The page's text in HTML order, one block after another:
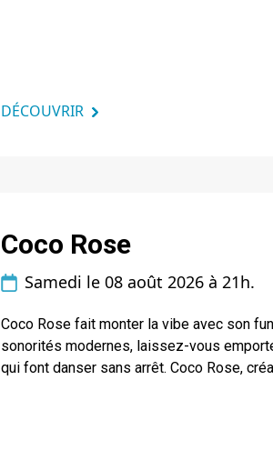
DÉCOUVRIR
Coco Rose
Samedi le 08 août 2026 à 21h.
Coco Rose fait monter la vibe avec son
sonorités modernes, laissez-vous
qui font danser sans arrêt. Coco Rose,